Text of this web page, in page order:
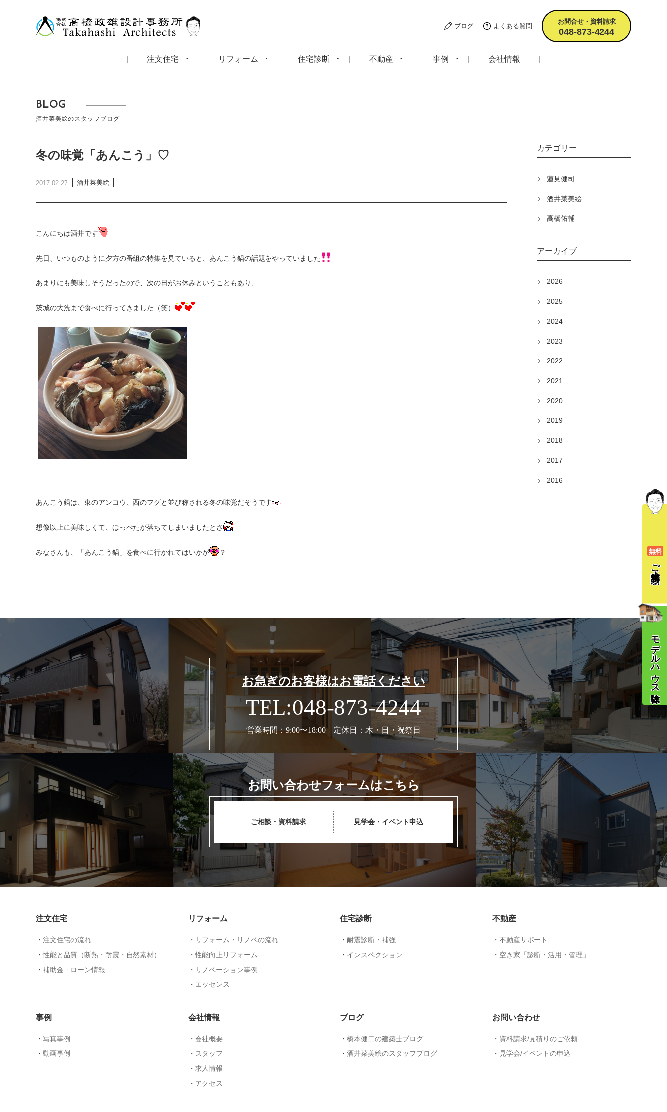
ブログ よくある質問
お問合せ・資料請求
048-873-4244
注文住宅 リフォーム 住宅診断 不動産 事例 会社情報
無料
ご相談
モデルハウス体験
BLOG
酒井菜美絵のスタッフブログ
冬の味覚「あんこう」♡
2017.02.27 酒井菜美絵
こんにちは酒井です
先日、いつものように夕方の番組の特集を見ていると、あんこう鍋の話題をやっていました
あまりにも美味しそうだったので、次の日がお休みということもあり、
茨城の大洗まで食べに行ってきました（笑）
あんこう鍋は、東のアンコウ、西のフグと並び称される冬の味覚だそうです
想像以上に美味しくて、ほっぺたが落ちてしまいましたとさ
みなさんも、「あんこう鍋」を食べに行かれてはいかが ？
カテゴリー
蓮見健司
酒井菜美絵
高橋佑輔
アーカイブ
2026
2025
2024
2023
2022
2021
2020
2019
2018
2017
2016
お急ぎのお客様はお電話ください
TEL:048-873-4244
営業時間：9:00〜18:00 定休日：木・日・祝祭日
お問い合わせフォームはこちら
ご相談・資料請求 見学会・イベント申込
注文住宅
注文住宅の流れ
性能と品質（断熱・耐震・自然素材）
補助金・ローン情報
リフォーム
リフォーム・リノベの流れ
性能向上リフォーム
リノベーション事例
エッセンス
住宅診断
耐震診断・補強
インスペクション
不動産
不動産サポート
空き家「診断・活用・管理」
事例
写真事例
動画事例
会社情報
会社概要
スタッフ
求人情報
アクセス
ブログ
橋本健二の建築士ブログ
酒井菜美絵のスタッフブログ
お問い合わせ
資料請求/見積りのご依頼
見学会/イベントの申込